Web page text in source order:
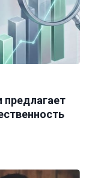
предлагает